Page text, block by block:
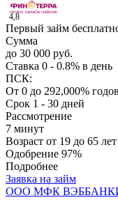
4,8
Первый займ
Сумма
до 30 000 руб.
Ставка 0 - 0.8% в день
ПСК:
От 0 до 292,000%
Срок 1 - 30 дней
Рассмотрение
7 минут
Возраст от 19 до 65 лет
Одобрение 97%
Подробнее
Заявка на займ
ООО МФК ВЭББАНКИР